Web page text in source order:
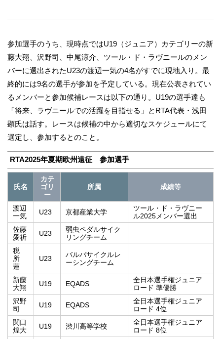
参加選手のうち、現時点ではU19（ジュニア）カテゴリーの新
藤大翔、沢野司、中尾涼介、ツール・ド・ラヴニールのメン
バーに選出されたU23の渡辺一気の4名がすでに現地入り。最
終的には9名の選手が参加を予定している。現在公表されてい
るメンバーと参加候補レースは以下の通り。U19の選手達も
「将来、ラヴニールでの活躍を目指せる」とRTA代表・浅田
顕氏は話す。レースは候補の中から適切なスケジュールにて
選定し、参加するとのこと。
RTA2025年夏期欧州遠征 参加選手
氏名
カテ
ゴリ
ー
所属 成績等
渡辺
一気
U23 京都産業大学
ツール・ド・ラヴニー
ル2025メンバー選出
佐藤
愛祈
U23
弱虫ペダルサイク
リングチーム
税
所
蓮
U23
バルバサイクルレ
ーシングチーム
新藤
大翔
U19 EQADS
全日本選手権ジュニア
ロード 準優勝
沢野
司
U19 EQADS
全日本選手権ジュニア
ロード 4位
関口
煌大
U19 渋川高等学校
全日本選手権ジュニア
ロード 8位